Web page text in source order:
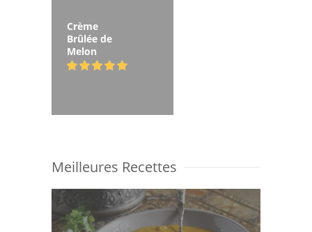
Crème
Brûlée de
Melon
Meilleures Recettes